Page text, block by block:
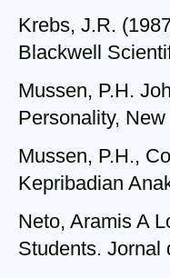
Krebs, J.R.
Blackwell
Mussen, P.H.
Personality,
Mussen, P.H.,
Kepribadian
Neto, Aramis A
Students. Jornal